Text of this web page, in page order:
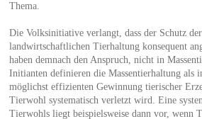
Thema.
Die Volksinitiative verlangt, dass der Schutz
landwirtschaftlichen Tierhaltung konsequent
haben demnach den Anspruch, nicht in
Initianten definieren die Massentierhaltung als
möglichst effizienten Gewinnung tierischer
Tierwohl systematisch verletzt wird. Eine
Tierwohls liegt beispielsweise dann vor, wenn